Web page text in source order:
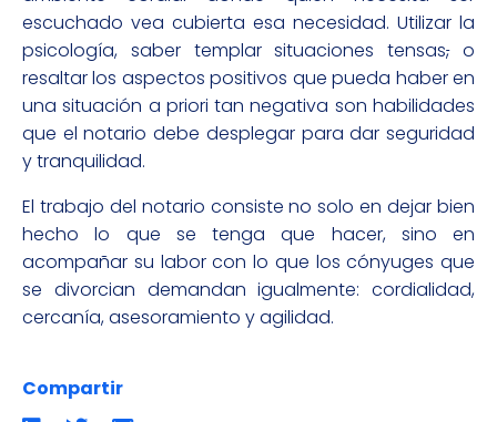
escuchado vea cubierta esa necesidad. Utilizar la
psicología, saber templar situaciones tensas,o
resaltar los aspectos positivos que pueda haber en
una situación a priori tan negativa son habilidades
que el notario debe desplegar para dar seguridad
y tranquilidad.
El trabajo del notario consiste no solo en dejar bien
hecho lo que se tenga que hacer, sino en
acompañar su labor con lo que los cónyuges que
se divorcian demandan igualmente: cordialidad,
cercanía, asesoramiento y agilidad.
Compartir